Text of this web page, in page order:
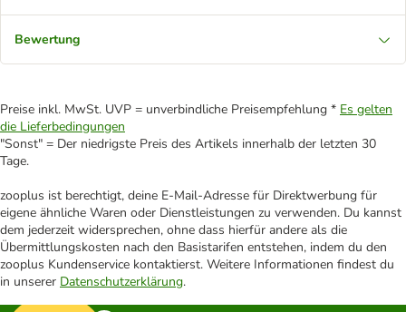
Bewertung
Preise inkl. MwSt. UVP = unverbindliche Preisempfehlung * Es gelten
die Lieferbedingungen
"Sonst" = Der niedrigste Preis des Artikels innerhalb der letzten 30
Tage.
zooplus ist berechtigt, deine E-Mail-Adresse für Direktwerbung für
eigene ähnliche Waren oder Dienstleistungen zu verwenden. Du kannst
dem jederzeit widersprechen, ohne dass hierfür andere als die
Übermittlungskosten nach den Basistarifen entstehen, indem du den
zooplus Kundenservice kontaktierst. Weitere Informationen findest du
in unserer Datenschutzerklärung.